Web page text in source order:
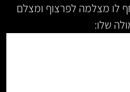
לו מצלמה לפרצוף ומצלם
שלו: